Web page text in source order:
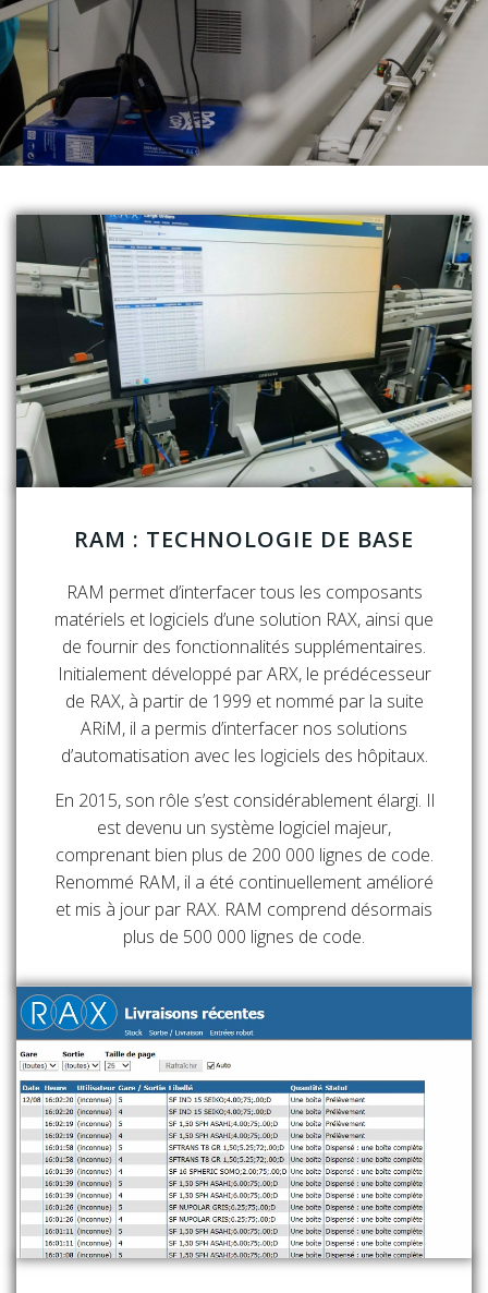
RAM : TECHNOLOGIE DE BASE
RAM permet d’interfacer tous les composants
matériels et logiciels d’une solution RAX, ainsi que
de fournir des fonctionnalités supplémentaires.
Initialement développé par ARX, le prédécesseur
de RAX, à partir de 1999 et nommé par la suite
ARiM, il a permis d’interfacer nos solutions
d’automatisation avec les logiciels des hôpitaux.
En 2015, son rôle s’est considérablement élargi. Il
est devenu un système logiciel majeur,
comprenant bien plus de 200 000 lignes de code.
Renommé RAM, il a été continuellement amélioré
et mis à jour par RAX. RAM comprend désormais
plus de 500 000 lignes de code.